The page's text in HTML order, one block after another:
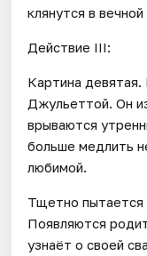
клянутся в
Действие III:
Картина
Джульеттой. Он
врываются
больше медлить
любимой.
Тщетно
Появляются
узнаёт о своей